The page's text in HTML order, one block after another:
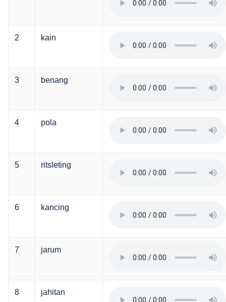
2 kain
3 benang
4 pola
5 ritsleting
6 kancing
7 jarum
8 jahitan